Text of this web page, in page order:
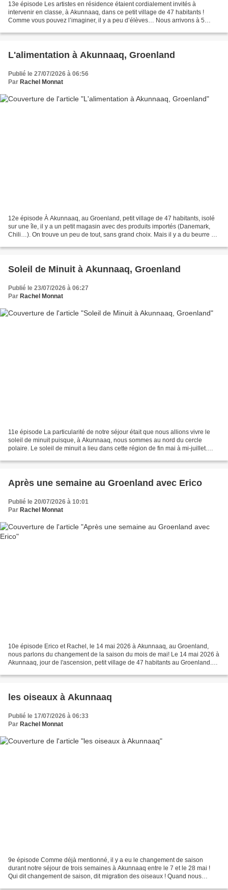
13e épisode Les artistes en résidence étaient cordialement invités à
intervenir en classe, à Akunnaaq, dans ce petit village de 47 habitants !
Comme vous pouvez l’imaginer, il y a peu d’élèves… Nous arrivons à 5
L'alimentation à Akunnaaq, Groenland
Publié le 27/07/2026 à 06:56
Par Rachel Monnat
12e épisode À Akunnaaq, au Groenland, petit village de 47 habitants, isolé
sur une île, il y a un petit magasin avec des produits importés (Danemark,
Chili…). On trouve un peu de tout, sans grand choix. Mais il y a du beurre et
Soleil de Minuit à Akunnaaq, Groenland
Publié le 23/07/2026 à 06:27
Par Rachel Monnat
11e épisode La particularité de notre séjour était que nous allions vivre le
soleil de minuit puisque, à Akunnaaq, nous sommes au nord du cercle
polaire. Le soleil de minuit a lieu dans cette région de fin mai à mi-juillet.
Après une semaine au Groenland avec Erico
Publié le 20/07/2026 à 10:01
Par Rachel Monnat
10e épisode Erico et Rachel, le 14 mai 2026 à Akunnaaq, au Groenland,
nous parlons du changement de la saison du mois de mai! Le 14 mai 2026 à
Akunnaaq, jour de l'ascension, petit village de 47 habitants au Groenland.
les oiseaux à Akunnaaq
Publié le 17/07/2026 à 06:33
Par Rachel Monnat
9e épisode Comme déjà mentionné, il y a eu le changement de saison
durant notre séjour de trois semaines à Akunnaaq entre le 7 et le 28 mai !
Qui dit changement de saison, dit migration des oiseaux ! Quand nous